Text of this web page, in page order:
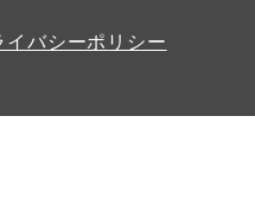
イバシーポリシー